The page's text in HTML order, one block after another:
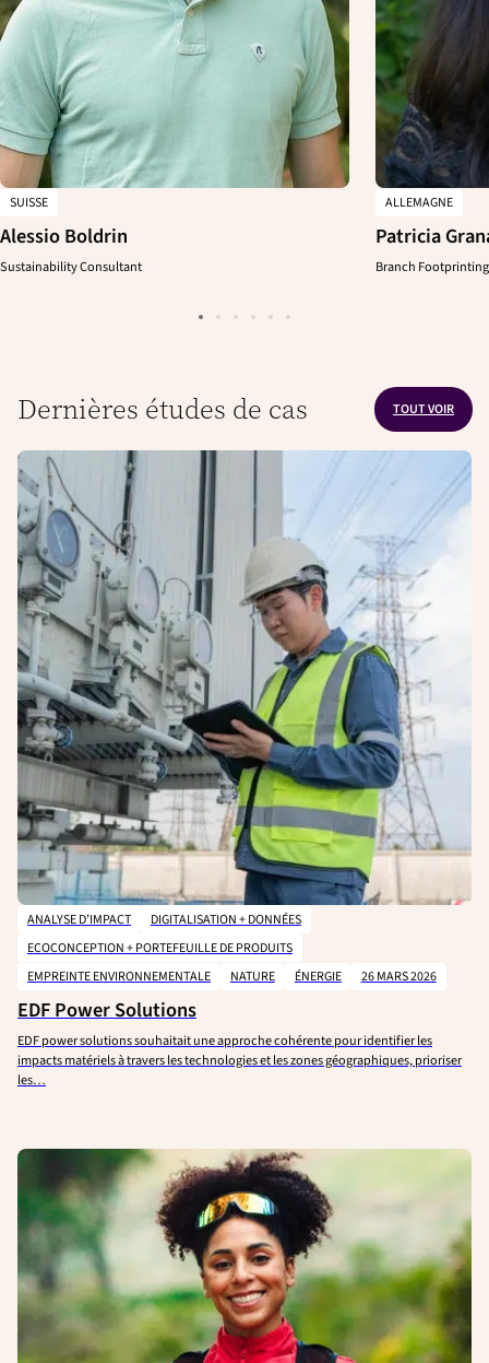
SUISSE
Alessio Boldrin
Sustainability Consultant
ALLEMAGNE
Patricia
Branch
Dernières études de cas TOUT VOIR
ANALYSE D’IMPACT
DIGITALISATION + DONNÉES
ECOCONCEPTION + PORTEFEUILLE DE PRODUITS
EMPREINTE ENVIRONNEMENTALE
NATURE ÉNERGIE 26 MARS 2026
EDF Power Solutions
EDF power solutions souhaitait une approche cohérente pour identifier les
impacts matériels à travers les technologies et les zones géographiques, prioriser
les…